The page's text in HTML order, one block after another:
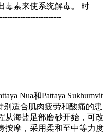
毒素来使系统解毒。 时
Nua和Pattaya Sukhumvit
适合肌肉疲劳和酸痛的患
从海盐足部磨砂开始，可改
按摩，采用柔和至中等力度